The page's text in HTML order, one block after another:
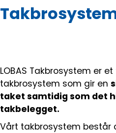
LOBAS Takbrosystem er
takbrosystem som gir en
taket samtidig som det
takbelegget.
Vårt takbrosystem består
Skip to main content
Fasadearbeid
Taktekking
FOAMGLAS®